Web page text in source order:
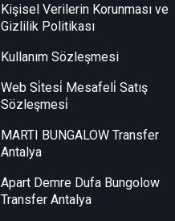
Kişisel Verilerin Korunması ve
Gizlilik Politikası
Kullanım Sözleşmesi
Web Si̇tesi̇ Mesafeli̇ Satış
Sözleşmesi̇
MARTI BUNGALOW Transfer
Antalya
Apart Demre Dufa Bungolow
Transfer Antalya